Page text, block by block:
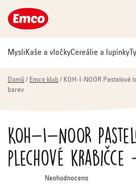
na
obsah
MysliKaše a vločkyCereálie a lupínky
Domů / Emco klub / KOH-I-NOOR Pastelové
barev
KOH-I-NOOR
plechové krabičce
Průměrné
hodnocení
Neohodnoceno